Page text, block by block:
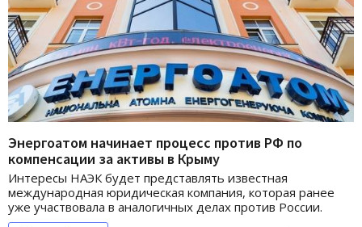
Энергоатом начинает процесс против РФ по
компенсации за активы в Крыму
Интересы НАЭК будет представлять известная
международная юридическая компания, которая ранее
уже участвовала в аналогичных делах против России.